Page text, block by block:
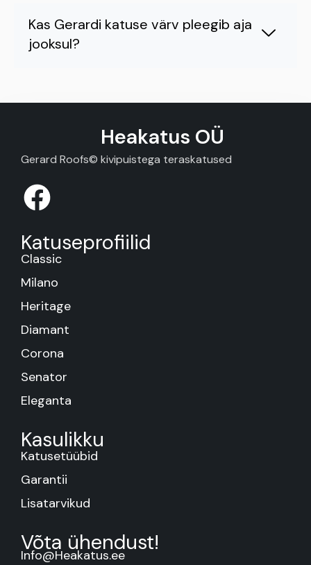
Kas Gerardi katuse värv pleegib aja
jooksul?
Heakatus OÜ
Gerard Roofs© kivipuistega teraskatused
Katuseprofiilid
Classic
Milano
Heritage
Diamant
Corona
Senator
Eleganta
Kasulikku
Katusetüübid
Garantii
Lisatarvikud
Võta ühendust!
Info@Heakatus.ee